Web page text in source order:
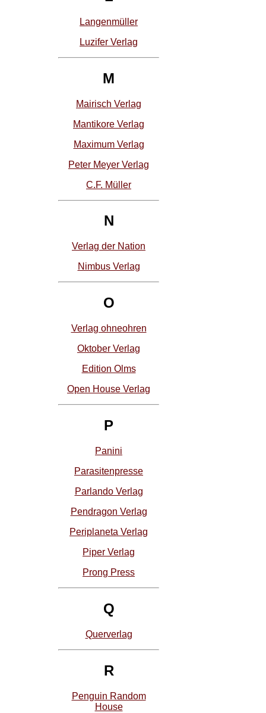
Langenmüller
Luzifer Verlag
M
Mairisch Verlag
Mantikore Verlag
Maximum Verlag
Peter Meyer Verlag
C.F. Müller
N
Verlag der Nation
Nimbus Verlag
O
Verlag ohneohren
Oktober Verlag
Edition Olms
Open House Verlag
P
Panini
Parasitenpresse
Parlando Verlag
Pendragon Verlag
Periplaneta Verlag
Piper Verlag
Prong Press
Q
Querverlag
R
Penguin Random
House